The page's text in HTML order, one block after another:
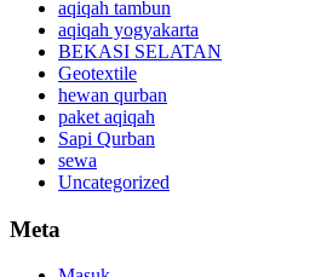
aqiqah tambun
aqiqah yogyakarta
BEKASI SELATAN
Geotextile
hewan qurban
paket aqiqah
Sapi Qurban
sewa
Uncategorized
Meta